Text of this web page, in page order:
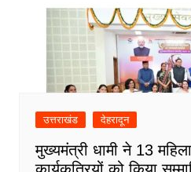
उत्तराखंड देहरादून
मुख्यमंत्री धामी ने 13